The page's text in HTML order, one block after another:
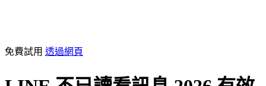
免費試用 透過網頁